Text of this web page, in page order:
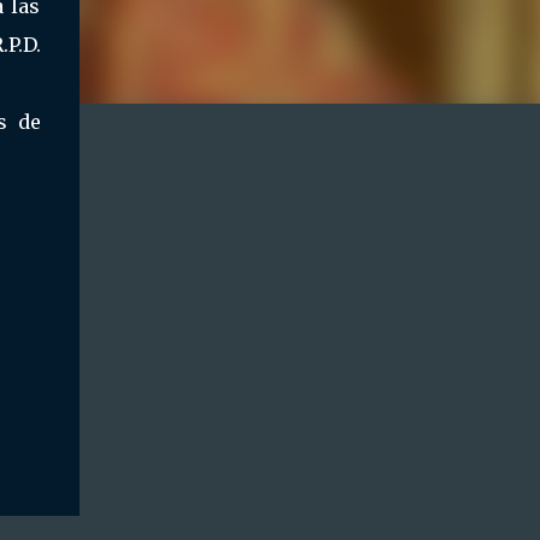
las
de